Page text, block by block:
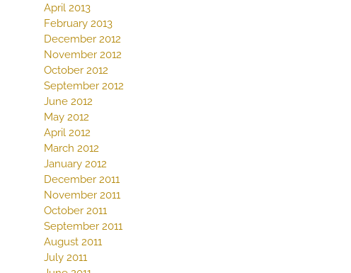
April 2013
February 2013
December 2012
November 2012
October 2012
September 2012
June 2012
May 2012
April 2012
March 2012
January 2012
December 2011
November 2011
October 2011
September 2011
August 2011
July 2011